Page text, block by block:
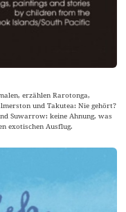
erzählen Rarotonga,
und Takutea: Nie gehört?
Suwarrow: keine Ahnung, was
exotischen Ausflug.